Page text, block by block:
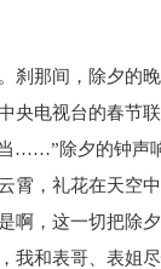
刹那间，除夕的
央电视台的春节
除夕的钟声响
霄，礼花在天空
啊，这一切把除
我和表哥、表姐